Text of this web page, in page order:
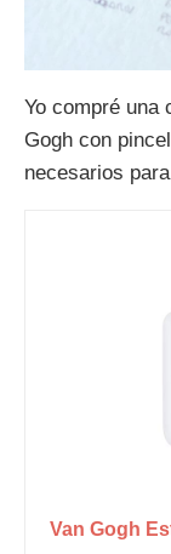
Yo compré una
Gogh con
necesarios
Van Gogh